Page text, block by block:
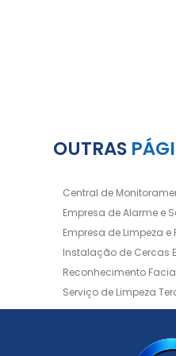
OUTRAS
Central de
Empresa de Alarme e
Empresa de Limpeza e
Instalação de Cercas
Reconhecimento
Serviço de Limpeza
Zeladoria de